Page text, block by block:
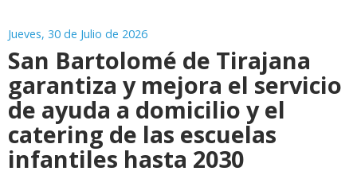
Jueves, 30 de Julio de 2026
San Bartolomé de Tirajana
garantiza y mejora el servicio
de ayuda a domicilio y el
catering de las escuelas
infantiles hasta 2030